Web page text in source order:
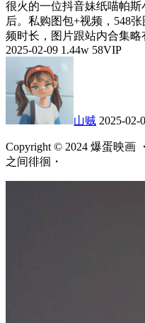
很火的一位抖音妹纸喵帕
后。私购图包+视频，548
频时长，图片跟站内合集
2025-02-09 1.44w 58VIP
山贼 2025-02-
Copyright © 2024 爆蛋映画
之间徘徊・